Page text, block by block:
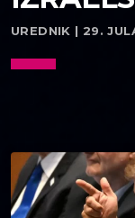
UREDNIK | 29.